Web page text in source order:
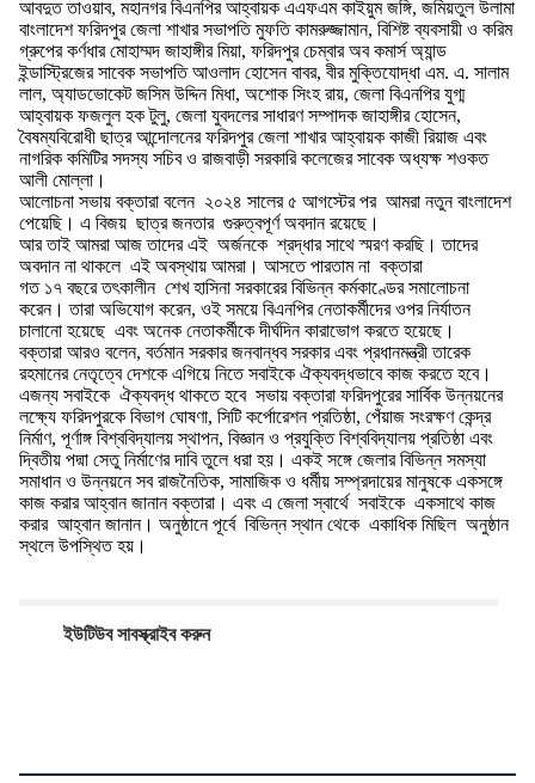
আবদুত তাওয়াব, মহানগর বিএনপির আহ্বায়ক এএফএম কাইয়ুম জঙ্গি, জমিয়তুল উলামা
বাংলাদেশ ফরিদপুর জেলা শাখার সভাপতি মুফতি কামরুজ্জামান, বিশিষ্ট ব্যবসায়ী ও করিম
গ্রুপের কর্ণধার মোহাম্মদ জাহাঙ্গীর মিয়া, ফরিদপুর চেম্বার অব কমার্স অ্যান্ড
ইন্ডাস্ট্রিজের সাবেক সভাপতি আওলাদ হোসেন বাবর, বীর মুক্তিযোদ্ধা এম. এ. সালাম
লাল, অ্যাডভোকেট জসিম উদ্দিন মিধা, অশোক সিংহ রায়, জেলা বিএনপির যুগ্ম
আহ্বায়ক ফজলুল হক টুলু, জেলা যুবদলের সাধারণ সম্পাদক জাহাঙ্গীর হোসেন,
বৈষম্যবিরোধী ছাত্র আন্দোলনের ফরিদপুর জেলা শাখার আহ্বায়ক কাজী রিয়াজ এবং
নাগরিক কমিটির সদস্য সচিব ও রাজবাড়ী সরকারি কলেজের সাবেক অধ্যক্ষ শওকত
আলী মোল্লা।
আলোচনা সভায় বক্তারা বলেন ‌‌ ২০২৪ সালের ‌৫ আগস্টের পর ‌ আমরা নতুন বাংলাদেশ
পেয়েছি। এ বিজয় ‌ ছাত্র জনতার ‌ গুরুত্বপূর্ণ অবদান রয়েছে।
আর তাই আমরা আজ তাদের এই ‌ অর্জনকে ‌ শ্রদ্ধার সাথে স্মরণ করছি। তাদের
অবদান না থাকলে ‌ এই অবস্থায় আমরা। আসতে পারতাম না ‌ বক্তারা
গত ১৭ বছরে তৎকালীন ‌ শেখ হাসিনা সরকারের বিভিন্ন কর্মকাণ্ডের সমালোচনা
করেন। তারা অভিযোগ করেন, ওই সময়ে বিএনপির নেতাকর্মীদের ওপর নির্যাতন
চালানো হয়েছে এবং অনেক নেতাকর্মীকে দীর্ঘদিন কারাভোগ করতে হয়েছে।
বক্তারা আরও বলেন, বর্তমান সরকার জনবান্ধব সরকার এবং প্রধানমন্ত্রী তারেক
রহমানের নেতৃত্বে দেশকে এগিয়ে নিতে সবাইকে ঐক্যবদ্ধভাবে কাজ করতে হবে।
এজন্য সবাইকে ‌ ঐক্যবদ্ধ থাকতে হবে ‌ সভায় বক্তারা ফরিদপুরের সার্বিক উন্নয়নের
লক্ষ্যে ফরিদপুরকে বিভাগ ঘোষণা, সিটি কর্পোরেশন প্রতিষ্ঠা, পেঁয়াজ সংরক্ষণ কেন্দ্র
নির্মাণ, পূর্ণাঙ্গ বিশ্ববিদ্যালয় স্থাপন, বিজ্ঞান ও প্রযুক্তি বিশ্ববিদ্যালয় প্রতিষ্ঠা এবং
দ্বিতীয় পদ্মা সেতু নির্মাণের দাবি তুলে ধরা হয়। একই সঙ্গে জেলার বিভিন্ন সমস্যা
সমাধান ও উন্নয়নে সব রাজনৈতিক, সামাজিক ও ধর্মীয় সম্প্রদায়ের মানুষকে একসঙ্গে
কাজ করার আহ্বান জানান বক্তারা। এবং এ জেলা স্বার্থে ‌ সবাইকে ‌ একসাথে কাজ
করার ‌ আহ্বান জানান। অনুষ্ঠানে পূর্বে ‌ বিভিন্ন স্থান থেকে ‌ একাধিক মিছিল ‌ অনুষ্ঠান
স্থলে উপস্থিত হয়।
ইউটিউব সাবস্ক্রাইব করুন